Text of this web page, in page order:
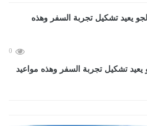
0
تشكيل تجربة السفر وهذه مواعيد